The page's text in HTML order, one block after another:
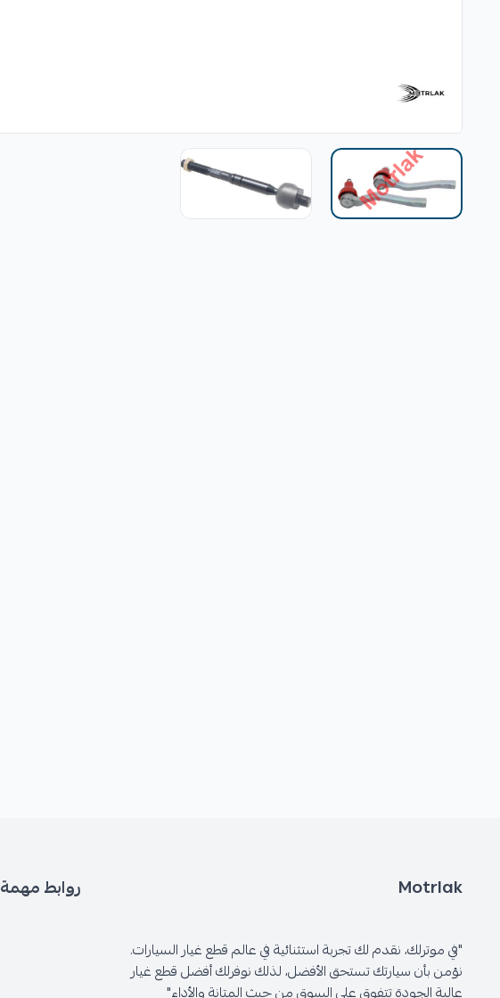
Motrlak
"في موترلك، نقدم لك تجربة استثنائية في عالم قطع غيار السيارات.
نؤمن بأن سيارتك تستحق الأفضل، لذلك نوفرلك أفضل قطع غيار
عالية الجودة تتفوق على السوق من حيث المتانة والأداء"
روابط مهمة